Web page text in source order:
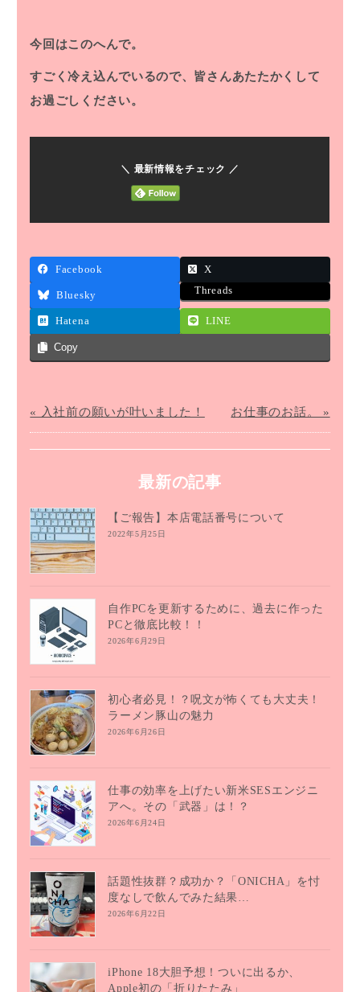
今回はこのへんで。
すごく冷え込んでいるので、皆さんあたたかくして
お過ごしください。
＼ 最新情報をチェック ／
Facebook X
Bluesky Threads
Hatena LINE
Copy
« 入社前の願いが叶いました！ お仕事のお話。 »
最新の記事
【ご報告】本店電話番号について
2022年5月25日
自作PCを更新するために、過去に作った
PCと徹底比較！！
2026年6月29日
初心者必見！？呪文が怖くても大丈夫！
ラーメン豚山の魅力
2026年6月26日
仕事の効率を上げたい新米SESエンジニ
アへ。その「武器」は！？
2026年6月24日
話題性抜群？成功か？「ONICHA」を忖
度なしで飲んでみた結果…
2026年6月22日
iPhone 18大胆予想！ついに出るか、
Apple初の「折りたたみ」